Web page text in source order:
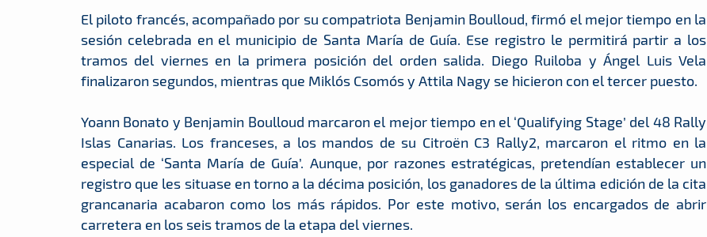
El piloto francés, acompañado por su compatriota Benjamin Boulloud, firmó el mejor tiempo en la
sesión celebrada en el municipio de Santa María de Guía. Ese registro le permitirá partir a los
tramos del viernes en la primera posición del orden salida. Diego Ruiloba y Ángel Luis Vela
finalizaron segundos, mientras que Miklós Csomós y Attila Nagy se hicieron con el tercer puesto.
Yoann Bonato y Benjamin Boulloud marcaron el mejor tiempo en el ‘Qualifying Stage’ del 48 Rally
Islas Canarias. Los franceses, a los mandos de su Citroën C3 Rally2, marcaron el ritmo en la
especial de ‘Santa María de Guía’. Aunque, por razones estratégicas, pretendían establecer un
registro que les situase en torno a la décima posición, los ganadores de la última edición de la cita
grancanaria acabaron como los más rápidos. Por este motivo, serán los encargados de abrir
carretera en los seis tramos de la etapa del viernes.